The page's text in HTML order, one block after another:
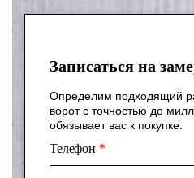
Записаться на
Определим подходящий
ворот с точностью до
обязывает вас к покупке.
Телефон *